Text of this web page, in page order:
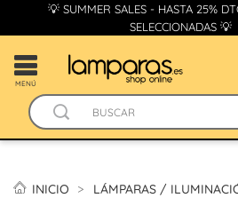
💡 SUMMER SALES - HASTA 25%
SELECCIONADAS 💡
MENÚ
INICIO LÁMPARAS /